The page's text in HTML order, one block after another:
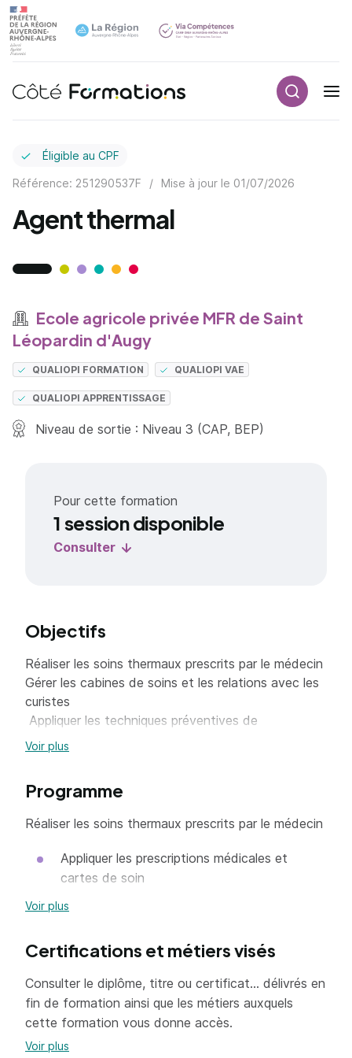
Navigation principale
Éligible au CPF
Référence: 251290537F / Mise à jour le 01/07/2026
Agent thermal
Ecole agricole privée MFR de Saint
Léopardin d'Augy
QUALIOPI FORMATION QUALIOPI VAE
QUALIOPI APPRENTISSAGE
Niveau de sortie : Niveau 3 (CAP, BEP)
Pour cette formation
1 session disponible
Consulter
Objectifs
Réaliser les soins thermaux prescrits par le médecin
Gérer les cabines de soins et les relations avec les
curistes
Appliquer les techniques préventives de
manutention et les règles de sécurité
Voir plus
Programme
Réaliser les soins thermaux prescrits par le médecin
Appliquer les prescriptions médicales et
cartes de soin
Préparer le soin thermal en mesurant les
Adapter le soin thermal (pression du jet d’eau,
Dispenser les soins thermaux conformément
aux prescriptions médicales
Expliquer le soin thermal réalisé
Voir plus
Certifications et métiers visés
Consulter le diplôme, titre ou certificat... délivrés en
fin de formation ainsi que les métiers auxquels
cette formation vous donne accès.
Voir plus